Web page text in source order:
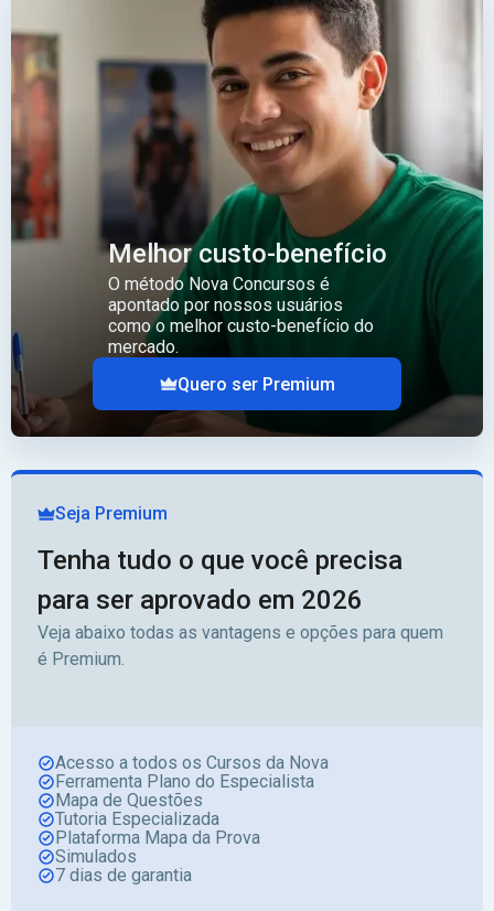
Melhor custo-benefício
O método Nova Concursos é
apontado por nossos usuários
como o melhor custo-benefício do
mercado.
Quero ser Premium
Seja Premium
Tenha tudo o que você precisa
para ser aprovado em 2026
Veja abaixo todas as vantagens e opções para quem
é Premium.
Acesso a todos os Cursos da Nova
Ferramenta Plano do Especialista
Mapa de Questões
Tutoria Especializada
Plataforma Mapa da Prova
Simulados
7 dias de garantia